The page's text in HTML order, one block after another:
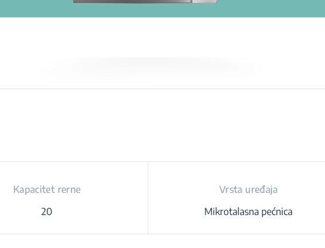
Kapacitet rerne
20
Vrsta uređaja
Mikrotalasna pećnica